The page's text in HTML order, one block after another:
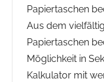
Papiertaschen
Aus dem
Papiertaschen
Möglichkeit in
Kalkulator mit